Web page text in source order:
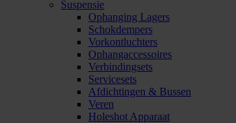
Suspensie
Ophanging Lagers
Schokdempers
Vorkontluchters
Ophangaccessoires
Verbindingsets
Servicesets
Afdichtingen & Bussen
Veren
Holeshot Apparaat